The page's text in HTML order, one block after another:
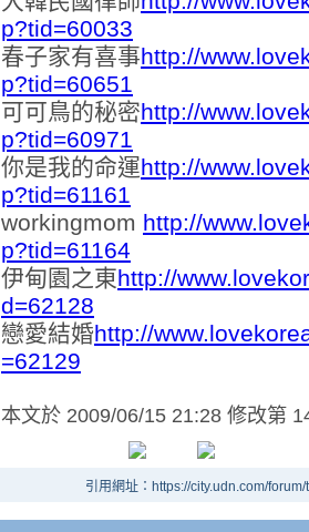
p?tid=60033
春子家有喜事http://
p?tid=60651
可可鳥的秘密http://
p?tid=60971
你是我的命運http://
p?tid=61161
workingmom http://
p?tid=61164
伊甸園之東http://
d=62128
戀愛結婚http://
=62129
本文於 2009/06/15 21:28 修改第
引用網址：https://city.udn.com/